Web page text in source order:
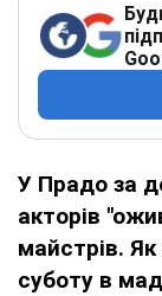
У Прадо за
акторів
майстрів.
суботу в